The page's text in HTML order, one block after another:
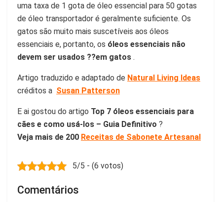
uma taxa de 1 gota de óleo essencial para 50 gotas
de óleo transportador é geralmente suficiente. Os
gatos são muito mais suscetíveis aos óleos
essenciais e, portanto, os óleos essenciais não
devem ser usados ??em gatos .
Artigo traduzido e adaptado de Natural Living Ideas
créditos a Susan Patterson
E ai gostou do artigo Top 7 óleos essenciais para
cães e como usá-los – Guia Definitivo ?
Veja mais de 200 Receitas de Sabonete Artesanal
5/5 - (6 votos)
Comentários